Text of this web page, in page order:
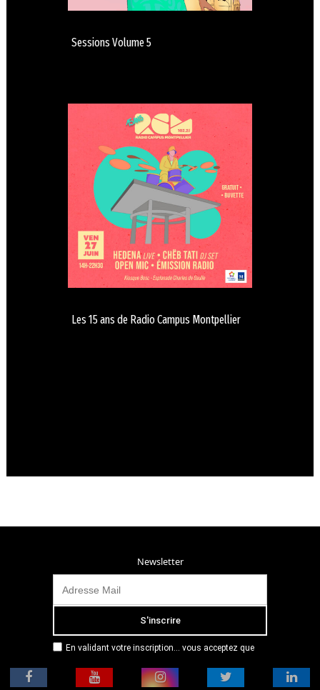
Sessions Volume 5
Les 15 ans de Radio Campus Montpellier
Newsletter
En validant votre inscription... vous acceptez que
adresse email dans le but de vous envoyer
mensuellement sa lettre d’informations. Pour plus